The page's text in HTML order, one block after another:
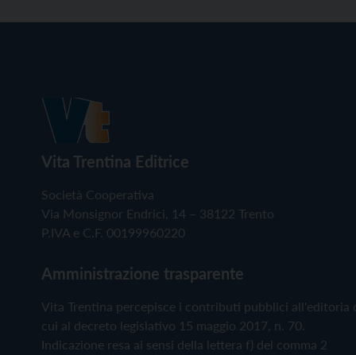
Vita Trentina Editrice
Società Cooperativa
Via Monsignor Endrici, 14 – 38122 Trento
P.IVA e C.F. 00199960220
Amministrazione trasparente
Vita Trentina percepisce i contributi pubblici all'editoria
cui al decreto legislativo 15 maggio 2017, n. 70.
Indicazione resa ai sensi della lettera f) del comma 2